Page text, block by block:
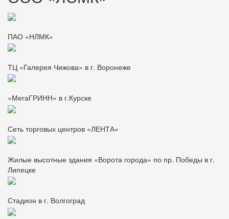
ПАО «НЛМК»
ТЦ «Галерея Чижова» в г. Воронеже
«МегаГРИНН» в г.Курске
Сеть торговых центров «ЛЕНТА»
Жилые высотные здания «Ворота города» по пр. Победы в г.
Липецке
Стадион в г. Волгоград